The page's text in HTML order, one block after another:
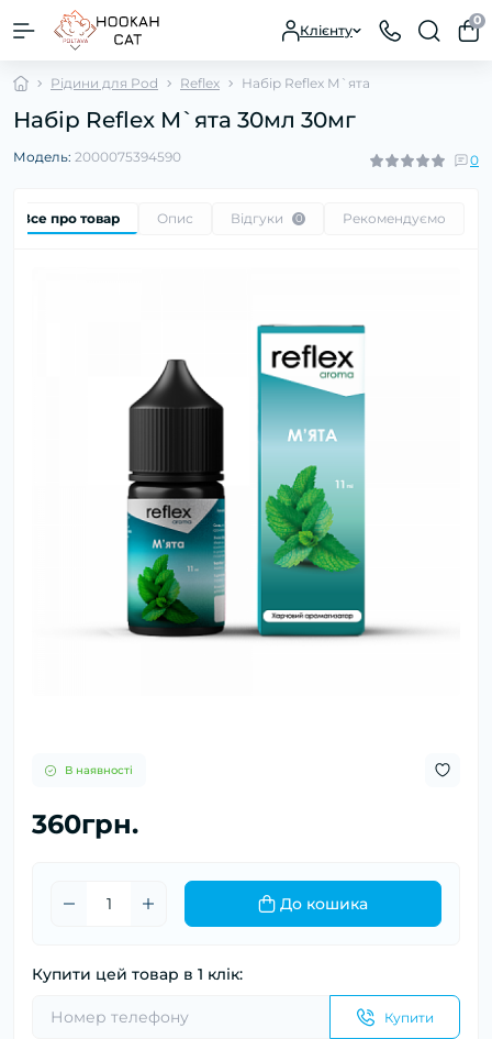
Клієнту
0
Рідини для Pod Reflex Набір Reflex М`ята
Набір Reflex М`ята 30мл 30мг
Модель: 2000075394590 0
Все про товар Опис Відгуки 0 Рекомендуємо
В наявності
360грн.
До кошика
Купити цей товар в 1 клік:
Купити